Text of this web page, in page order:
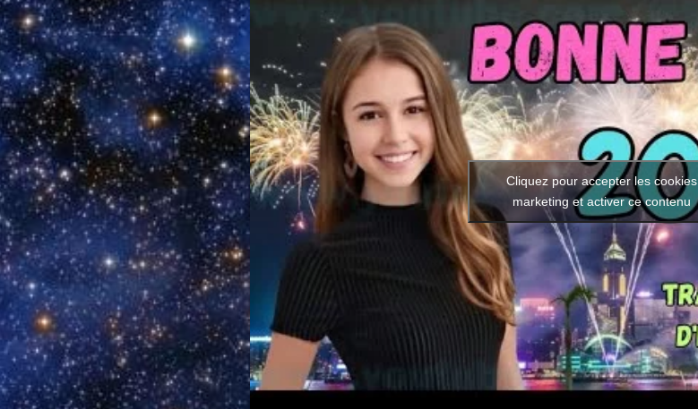
Cliquez pour accepter les cookies
marketing et activer ce contenu